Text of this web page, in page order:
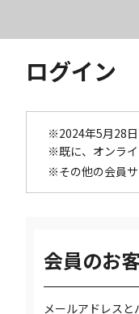
ログイン
※2024年5月28日
※既に、オンライ
※その他の会員サ
会員のお
メールアドレスと